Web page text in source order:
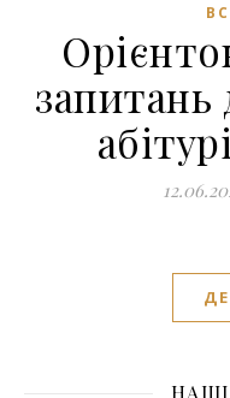
запитань